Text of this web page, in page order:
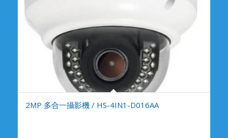
2MP 多合一攝影機 / HS-4IN1-D016AA